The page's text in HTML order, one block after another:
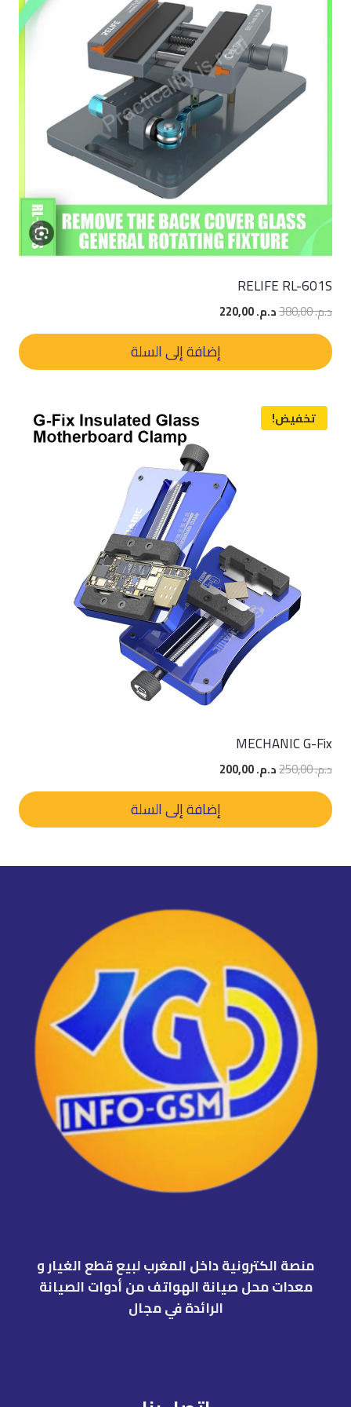
RELIFE RL-601S
د.م.380,00
السعر
الأصلي
د.م. 380,00.
د.م.
الحالي
هو:
د.م. 220,00.
إضافة إلى السلة
تخفيض!
MECHANIC G-Fix
د.م.250,00
السعر
الأصلي
د.م. 250,00.
د.م.
الحالي
هو:
د.م. 200,00.
إضافة إلى السلة
منصة الكترونية داخل المغرب لبيع قطع الغيار و
معدات محل صيانة الهواتف من أدوات الصيانة
الرائدة في مجال